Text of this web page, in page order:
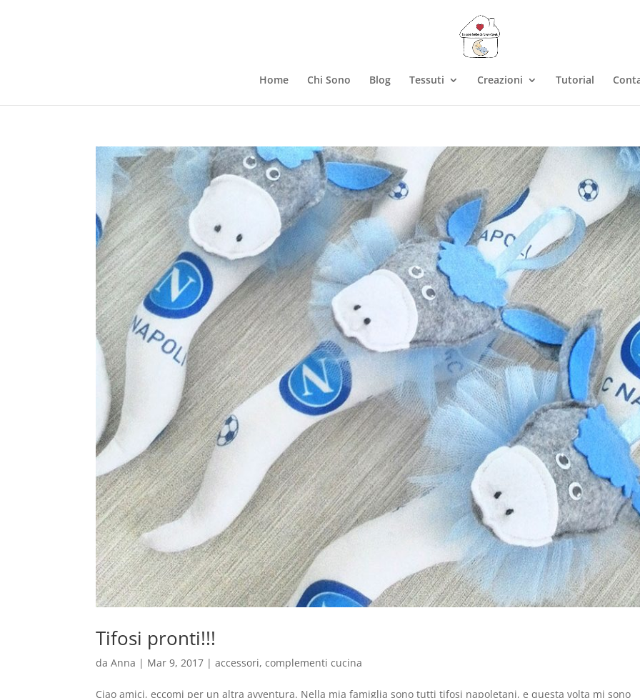
Home Chi Sono Blog Tessuti Creazioni Tutorial
Tifosi pronti!!!
daAnna | Mar 9, 2017 |accessori,complementi cucina
Ciao amici, eccomi per un altra avventura. Nella mia famiglia sono tutti tifosi napoletani, e questa volta mi sono